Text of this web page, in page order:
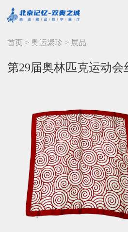
首页 > 奥运聚珍 > 展品
第29届奥林匹克运动会